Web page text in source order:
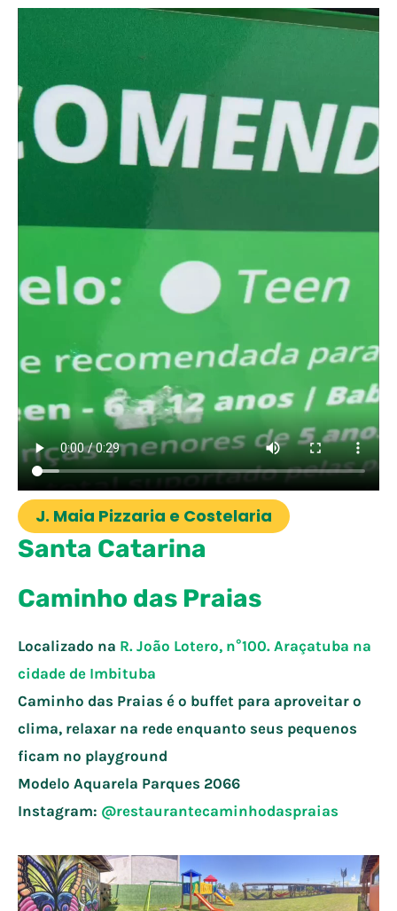
J. Maia Pizzaria e Costelaria
Santa Catarina
Caminho das Praias
Localizado na R. João Lotero, n°100. Araçatuba na
cidade de Imbituba
Caminho das Praias é o buffet para aproveitar o
clima, relaxar na rede enquanto seus pequenos
ficam no playground
Modelo Aquarela Parques 2066
Instagram: @restaurantecaminhodaspraias